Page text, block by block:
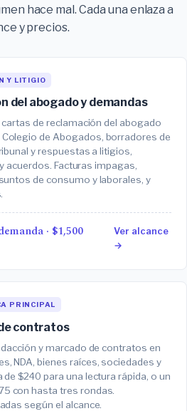
hace mal. Cada una enlaza a
y precios.
Y LITIGIO
del abogado y demandas
de reclamación del abogado
de Abogados, borradores de
y respuestas a litigios,
acuerdos. Facturas impagas,
de consumo y laborales, y
· $1,500
Ver alcance
→
PRINCIPAL
contratos
y marcado de contratos en
NDA, bienes raíces, sociedades y
$240 para una lectura rápida, o un
con hasta tres rondas.
según el alcance.